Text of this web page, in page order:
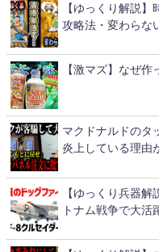
【ゆっくり解説
攻略法・変わらな
【激マズ】なぜ
マクドナルドのタ
炎上している理由
【ゆっくり兵器
トナム戦争で大活